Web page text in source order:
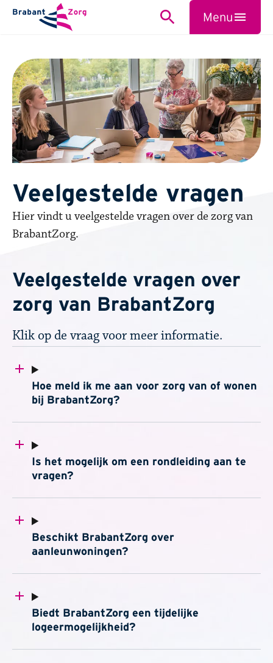
BrabantZorg Logo
Zoeken
Menu
Sluiten
Veelgestelde vragen
​​​​​​Hier vindt u veelgestelde vragen over de zorg van
BrabantZorg.
Veelgestelde vragen over
zorg van BrabantZorg
Klik op de vraag voor meer informatie.
Hoe meld ik me aan voor zorg van of wonen
bij BrabantZorg?
Is het mogelijk om een rondleiding aan te
vragen?
Beschikt BrabantZorg over
aanleunwoningen?
Biedt BrabantZorg een tijdelijke
logeermogelijkheid?